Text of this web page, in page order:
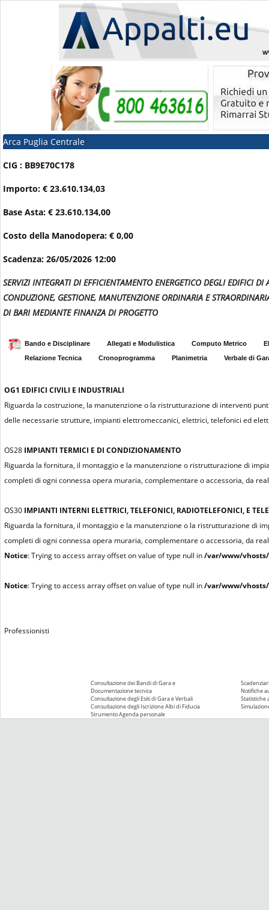
Arca Puglia Centrale
CIG : BB9E70C178
Importo: € 23.610.134,03
Base Asta: € 23.610.134,00
Costo della Manodopera: € 0,00
Scadenza: 26/05/2026 12:00
SERVIZI INTEGRATI DI EFFICIENTAMENTO ENERGETICO DEGLI EDIFICI
CONDUZIONE, GESTIONE, MANUTENZIONE ORDINARIA E
DI BARI MEDIANTE FINANZA DI PROGETTO
Bando e Disciplinare Allegati e Modulistica Computo Metrico
Relazione Tecnica
Cronoprogramma Planimetria Verbale di
OG1 EDIFICI CIVILI E INDUSTRIALI
Riguarda la costruzione, la manutenzione o la ristrutturazione di interventi
delle necessarie strutture, impianti elettromeccanici, elettrici, telefonici ed
OS28 IMPIANTI TERMICI E DI CONDIZIONAMENTO
Riguarda la fornitura, il montaggio e la manutenzione o ristrutturazione di
completi di ogni connessa opera muraria, complementare o accessoria, da
OS30 IMPIANTI INTERNI ELETTRICI, TELEFONICI, RADIOTELEFONICI, E
Riguarda la fornitura, il montaggio e la manutenzione o la ristrutturazione di
completi di ogni connessa opera muraria, complementare o accessoria, da
Notice: Trying to access array offset on value of type null in/var/www/
Notice: Trying to access array offset on value of type null in/var/www/
Professionisti
Consultazione dei Bandi di Gara e
Documentazione tecnica
Consultazione degli Esiti di Gara e Verbali
Consultazione degli Iscrizione Albi di Fiducia
Strumento Agenda personale
Notifiche
Statistiche